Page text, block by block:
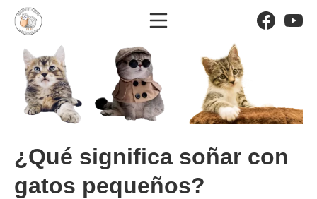
Saltar
contenidoEl significado de los
Menú móvil
¿Qué significa soñar con
gatos pequeños?